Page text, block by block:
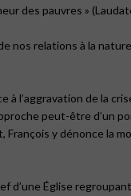
des pauvres »
nos relations à la
à l’aggravation de la
peut-être d’un
y dénonce la
d’une Église